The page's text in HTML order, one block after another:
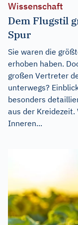
Wissenschaft
Dem Flugstil
Spur
Sie waren die
erhoben haben.
großen Vertreter
unterwegs?
besonders
aus der
Inneren...